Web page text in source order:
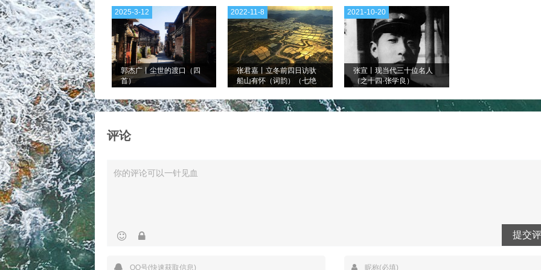
郭杰广丨尘世的渡口（四
首）
2025-3-12
张君嘉丨立冬前四日访驮
船山有怀（词韵）（七绝
2022-11-8
张宣丨现当代三十位名人
（之十四·张学良）
2021-10-20
评论
提交